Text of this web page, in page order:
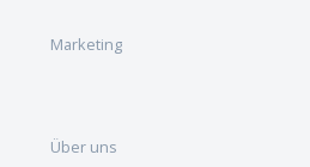
Marketing
Über uns